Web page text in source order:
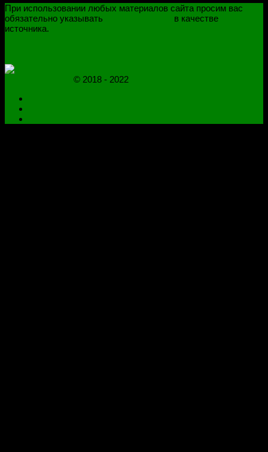
При использовании любых материалов сайта просим вас
обязательно указывать
в качестве
источника.
© 2018 - 2022